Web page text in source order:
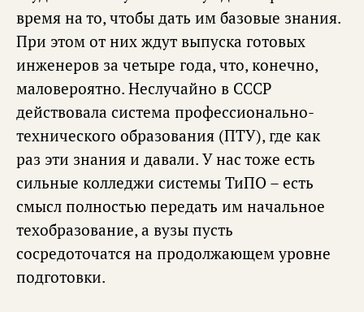
время на то, чтобы дать им базовые знания.
При этом от них ждут выпуска готовых
инженеров за четыре года, что, конечно,
маловероятно. Неслучайно в СССР
действовала система профессионально-
технического образования (ПТУ), где как
раз эти знания и давали. У нас тоже есть
сильные колледжи системы ТиПО – есть
смысл полностью передать им начальное
техобразование, а вузы пусть
сосредоточатся на продолжающем уровне
подготовки.